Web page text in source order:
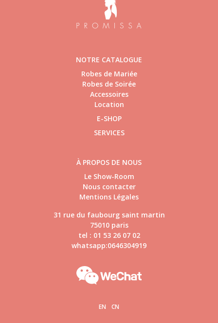
NOTRE CATALOGUE
Robes de Mariée
Robes de Soirée
Accessoires
Location
E-SHOP
SERVICES
À PROPOS DE NOUS
Le Show-Room
Nous contacter
Mentions Légales
31 rue du faubourg saint martin
75010 paris
tel : 01 53 26 07 02
whatsapp:0646304919
EN CN